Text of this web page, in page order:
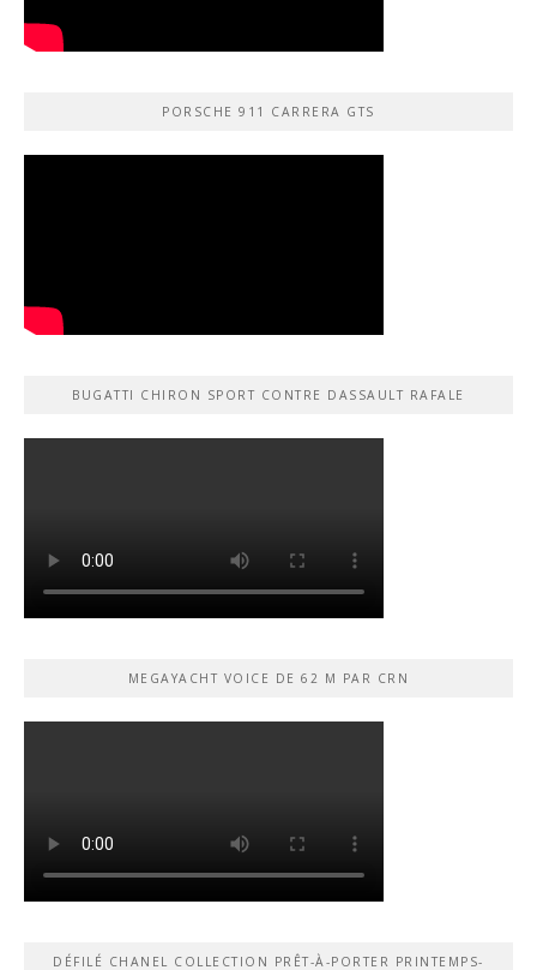
PORSCHE 911 CARRERA GTS
BUGATTI CHIRON SPORT CONTRE DASSAULT RAFALE
MEGAYACHT VOICE DE 62 M PAR CRN
DÉFILÉ CHANEL COLLECTION PRÊT-À-PORTER PRINTEMPS-